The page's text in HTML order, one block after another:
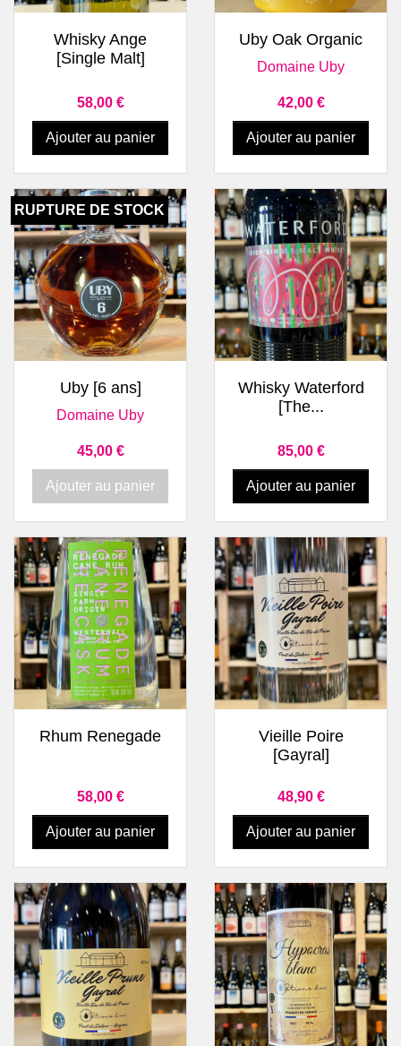
Whisky Ange
[Single Malt]
Prix
58,00 €
Ajouter au panier
Uby Oak Organic
Domaine Uby
Prix
42,00 €
Ajouter au panier
Uby [6 ans]
Domaine Uby
Prix
45,00 €
Ajouter au panier
RUPTURE DE STOCK
Whisky Waterford
[The...
Prix
85,00 €
Ajouter au panier
Rhum Renegade
Prix
58,00 €
Ajouter au panier
Vieille Poire
[Gayral]
Prix
48,90 €
Ajouter au panier